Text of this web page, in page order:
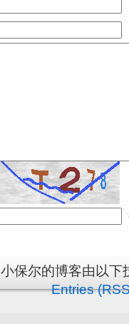
小保尔的博客由以下
Entries